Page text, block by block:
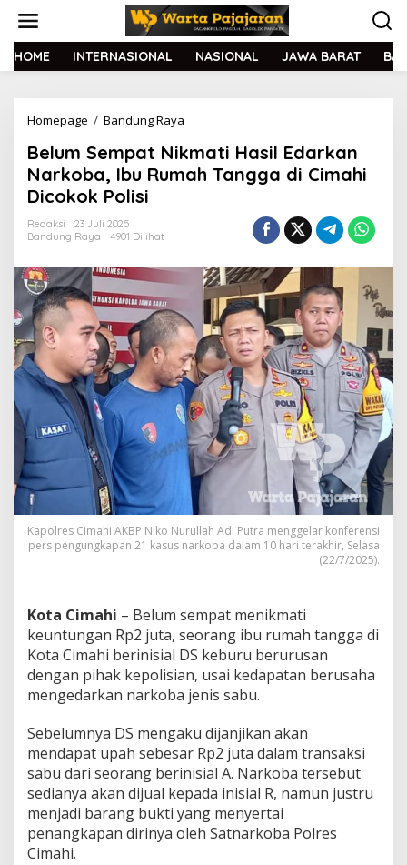
t
HOME INTERNASIONAL NASIONAL JAWA BARAT
Homepage / Bandung Raya
l
u
m
a
i
k
m
a
t
i
H
a
s
d
a
r
N
r
k
o
b
a
,
I
b
u
R
u
m
a
Belum Sempat Nikmati Hasil Edarkan
Narkoba, Ibu Rumah Tangga di Cimahi
Dicokok Polisi
Redaksi
23 Juli 2025
Bandung Raya
4901 Dilihat
Kapolres Cimahi AKBP Niko Nurullah Adi Putra menggelar konferensi
pers pengungkapan 21 kasus narkoba dalam 10 hari terakhir, Selasa
(22/7/2025).
Kota Cimahi – Belum sempat menikmati
keuntungan Rp2 juta, seorang ibu rumah tangga di
Kota Cimahi berinisial DS keburu berurusan
dengan pihak kepolisian, usai kedapatan berusaha
mengedarkan narkoba jenis sabu.
Sebelumnya DS mengaku dijanjikan akan
mendapat upah sebesar Rp2 juta dalam transaksi
sabu dari seorang berinisial A. Narkoba tersebut
sedianya akan dijual kepada inisial R, namun justru
menjadi barang bukti yang menyertai
penangkapan dirinya oleh Satnarkoba Polres
Cimahi.